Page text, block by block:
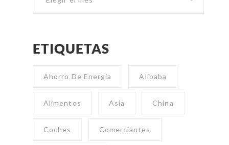
ETIQUETAS
Ahorro De Energía Alibaba
Alimentos Asia China
Coches Comerciantes